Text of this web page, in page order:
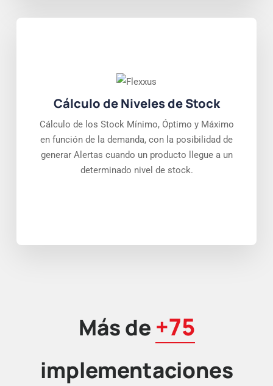
Cálculo de Niveles de Stock
Cálculo de los Stock Mínimo, Óptimo y Máximo
en función de la demanda, con la posibilidad de
generar Alertas cuando un producto llegue a un
determinado nivel de stock.
Más de +75
implementaciones